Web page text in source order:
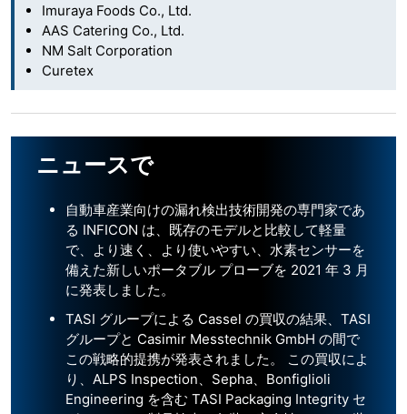
Imuraya Foods Co., Ltd.
AAS Catering Co., Ltd.
NM Salt Corporation
Curetex
ニュースで
自動車産業向けの漏れ検出技術開発の専門家であ
る INFICON は、既存のモデルと比較して軽量
で、より速く、より使いやすい、水素センサーを
備えた新しいポータブル プローブを 2021 年 3 月
に発表しました。
TASI グループによる Cassel の買収の結果、TASI
グループと Casimir Messtechnik GmbH の間で
この戦略的提携が発表されました。 この買収によ
り、ALPS Inspection、Sepha、Bonfiglioli
Engineering を含む TASI Packaging Integrity セ